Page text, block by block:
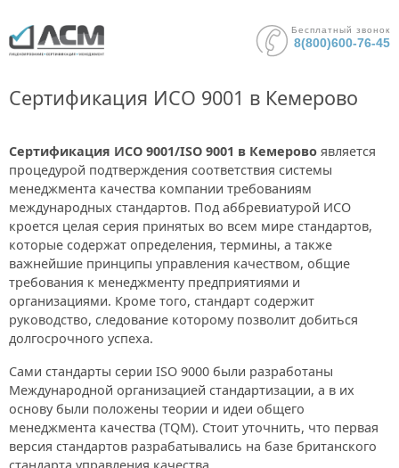
Бесплатный звонок
8(800)600-76-45
Сертификация ИСО 9001 в Кемерово
Сертификация ИСО 9001/ISO 9001 в Кемерово является
процедурой подтверждения соответствия системы
менеджмента качества компании требованиям
международных стандартов. Под аббревиатурой ИСО
кроется целая серия принятых во всем мире стандартов,
которые содержат определения, термины, а также
важнейшие принципы управления качеством, общие
требования к менеджменту предприятиями и
организациями. Кроме того, стандарт содержит
руководство, следование которому позволит добиться
долгосрочного успеха.
Сами стандарты серии ISO 9000 были разработаны
Международной организацией стандартизации, а в их
основу были положены теории и идеи общего
менеджмента качества (TQM). Стоит уточнить, что первая
версия стандартов разрабатывались на базе британского